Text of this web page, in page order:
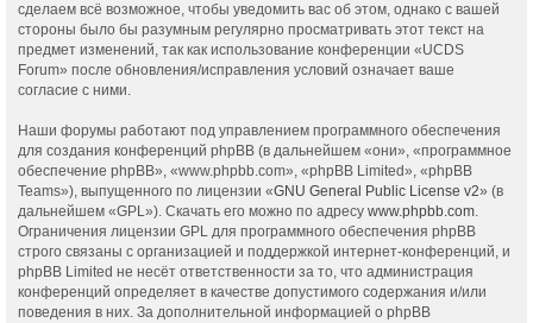
сделаем всё возможное, чтобы уведомить вас об этом, однако с вашей
стороны было бы разумным регулярно просматривать этот текст на
предмет изменений, так как использование конференции «UCDS
Forum» после обновления/исправления условий означает ваше
согласие с ними.
Наши форумы работают под управлением программного обеспечения
для создания конференций phpBB (в дальнейшем «они», «программное
обеспечение phpBB», «www.phpbb.com», «phpBB Limited», «phpBB
Teams»), выпущенного по лицензии «GNU General Public License v2» (в
дальнейшем «GPL»). Скачать его можно по адресу www.phpbb.com.
Ограничения лицензии GPL для программного обеспечения phpBB
строго связаны с организацией и поддержкой интернет-конференций, и
phpBB Limited не несёт ответственности за то, что администрация
конференций определяет в качестве допустимого содержания и/или
поведения в них. За дополнительной информацией о phpBB